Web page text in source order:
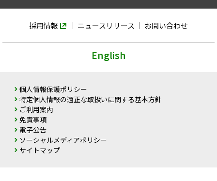
採用情報 ニュースリリース お問い合わせ
English
個人情報保護ポリシー
特定個人情報の適正な取扱いに関する基本方針
ご利用案内
免責事項
電子公告
ソーシャルメディアポリシー
サイトマップ